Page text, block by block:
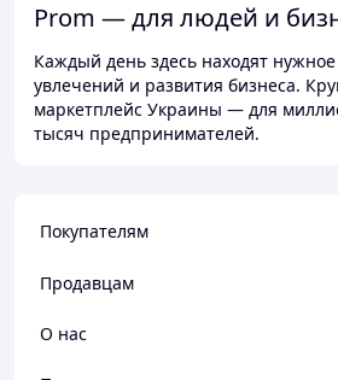
Prom — для людей и
Каждый день здесь находят
увлечений и развития бизнеса.
маркетплейс Украины — для
тысяч предпринимателей.
Покупателям
Продавцам
О нас